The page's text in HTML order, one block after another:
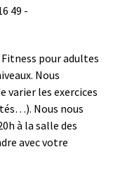
49 -
Fitness pour adultes
Nous
varier les exercices
Nous nous
à la salle des
avec votre